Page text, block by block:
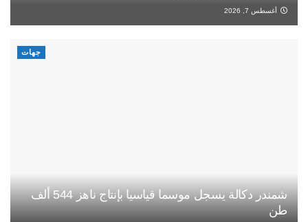
أغسطس 7, 2026
جهات
شمندر دكالة يسجل موسما قياسيا بإنتاج ناهز 544 ألف
طن